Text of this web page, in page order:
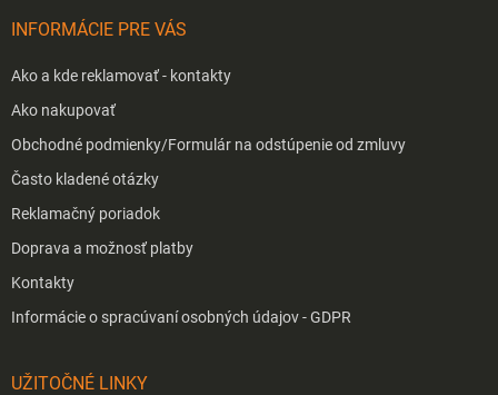
INFORMÁCIE PRE VÁS
Ako a kde reklamovať - kontakty
Ako nakupovať
Obchodné podmienky/Formulár na odstúpenie od zmluvy
Často kladené otázky
Reklamačný poriadok
Doprava a možnosť platby
Kontakty
Informácie o spracúvaní osobných údajov - GDPR
UŽITOČNÉ LINKY